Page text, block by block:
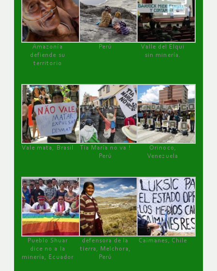
Amazonía
defiende su
territorio
Perú
Valle del Elqui
sin minería.
Vale mata, Brasil
Tía María no va !
Perú
Orinoco,
Venezuela
Pueblo Shuar
dice no a la
minería, Ecuador
defensora de la
tierra, Melchora,
Perú
Caimanes, Chile